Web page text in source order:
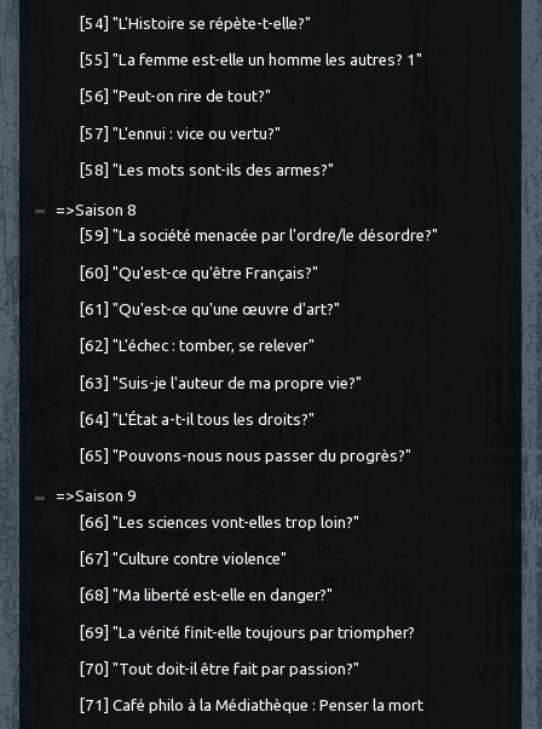
[54] "L'Histoire se répète-t-elle?"
[55] "La femme est-elle un homme les autres? 1"
[56] "Peut-on rire de tout?"
[57] "L'ennui : vice ou vertu?"
[58] "Les mots sont-ils des armes?"
=>Saison 8
[59] "La société menacée par l'ordre/le désordre?"
[60] "Qu'est-ce qu'être Français?"
[61] "Qu'est-ce qu'une œuvre d'art?"
[62] "L'échec : tomber, se relever"
[63] "Suis-je l'auteur de ma propre vie?"
[64] "L'État a-t-il tous les droits?"
[65] "Pouvons-nous nous passer du progrès?"
=>Saison 9
[66] "Les sciences vont-elles trop loin?"
[67] "Culture contre violence"
[68] "Ma liberté est-elle en danger?"
[69] "La vérité finit-elle toujours par triompher?
[70] "Tout doit-il être fait par passion?"
[71] Café philo à la Médiathèque : Penser la mort